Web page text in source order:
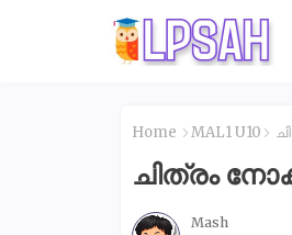
Home MAL1 U10
ചിത്രം
Mash